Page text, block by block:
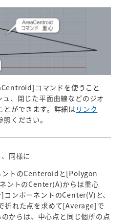
コマンドを使うこと
、閉じた平面曲線などのジオ
とができます。詳細は リンク
照ください。
同様に
ントのCenteroidと[Polygon
ントのCenter(A)からは重心
ンポーネントのCenter(V)と、
れた点を求めて[Average]で
からは、中心点と同じ個所の点